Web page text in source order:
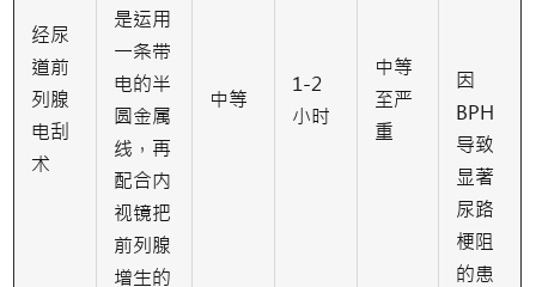
经尿
道前
列腺
电刮
术
是运用
一条带
电的半
圆金属
线，再
配合内
视镜把
前列腺
增生的
中等
1-2
小时
中等
至严
重
因
BPH
导致
显著
尿路
梗阻
的患